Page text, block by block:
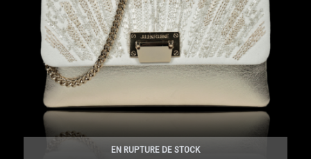
EN RUPTURE DE STOCK